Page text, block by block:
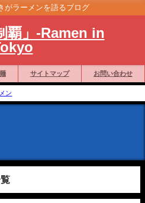
がラーメンを語るブログ
覇」-Ramen in
サイトマップ お問い合わせ
ン